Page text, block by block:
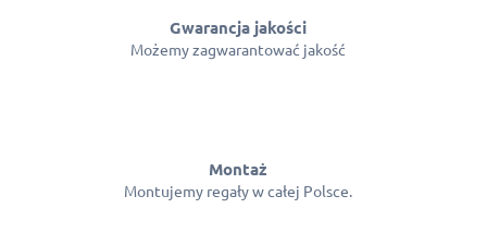
Gwarancja jakości
Możemy zagwarantować jakość
Montaż
Montujemy regały w całej Polsce.